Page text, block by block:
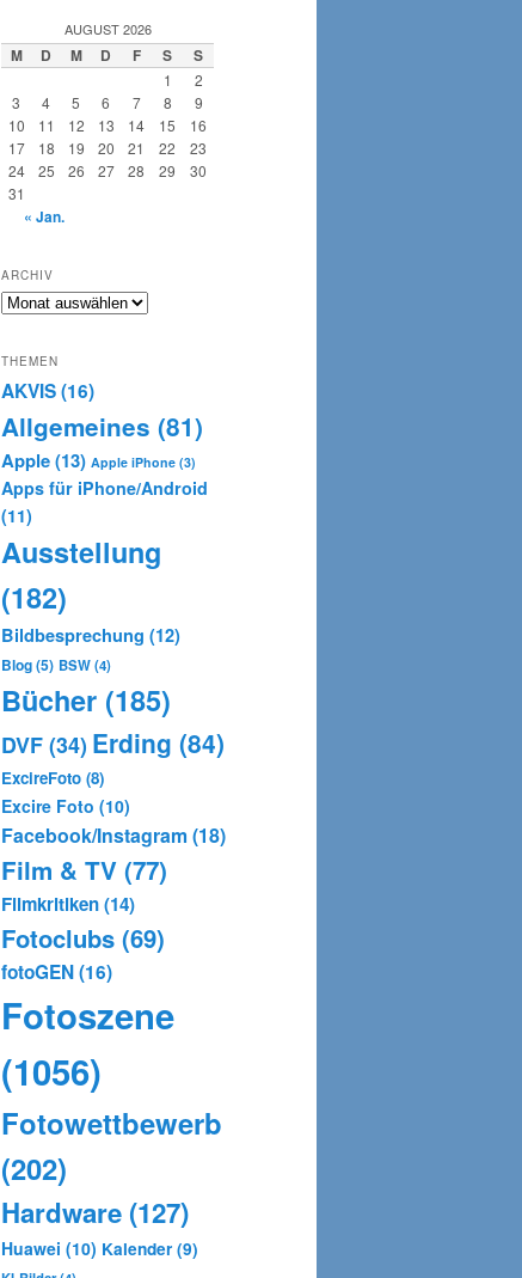
AUGUST 2026
M D M D F S S
1
2
3
4 5 6 7 8
9
10
11 12 13 14 15
16
17
18 19 20 21 22
23
24
25 26 27 28 29
30
31
« Jan.
ARCHIV
Archiv
THEMEN
AKVIS(16)
Allgemeines (81)
Apple(13) Apple iPhone (3)
Apps für iPhone/Android
(11)
Ausstellung
(182)
Bildbesprechung (12)
Blog(5) BSW(4)
Bücher (185)
DVF (34) Erding (84)
ExcireFoto (8)
Excire Foto (10)
Facebook/Instagram (18)
Film & TV (77)
Filmkritiken(14)
Fotoclubs (69)
fotoGEN(16)
Fotoszene
(1056)
Fotowettbewerb
(202)
Hardware (127)
Huawei (10) Kalender (9)